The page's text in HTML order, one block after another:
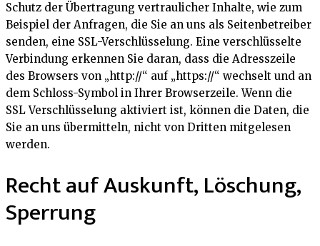
Schutz der Übertragung vertraulicher Inhalte, wie zum
Beispiel der Anfragen, die Sie an uns als Seitenbetreiber
senden, eine SSL-Verschlüsselung. Eine verschlüsselte
Verbindung erkennen Sie daran, dass die Adresszeile
des Browsers von „http://“ auf „https://“ wechselt und an
dem Schloss-Symbol in Ihrer Browserzeile. Wenn die
SSL Verschlüsselung aktiviert ist, können die Daten, die
Sie an uns übermitteln, nicht von Dritten mitgelesen
werden.
Recht auf Auskunft, Löschung,
Sperrung